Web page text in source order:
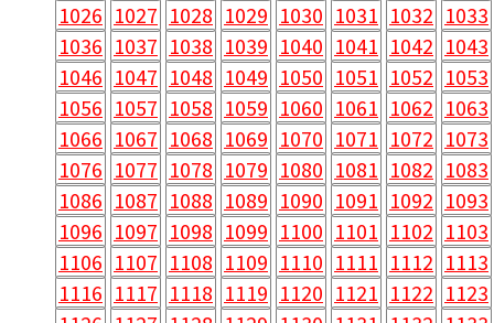
1026 1027 1028 1029 1030 1031 1032 1033
1036 1037 1038 1039 1040 1041 1042 1043
1046 1047 1048 1049 1050 1051 1052 1053
1056 1057 1058 1059 1060 1061 1062 1063
1066 1067 1068 1069 1070 1071 1072 1073
1076 1077 1078 1079 1080 1081 1082 1083
1086 1087 1088 1089 1090 1091 1092 1093
1096 1097 1098 1099 1100 1101 1102 1103
1106 1107 1108 1109 1110 1111 1112 1113
1116 1117 1118 1119 1120 1121 1122 1123